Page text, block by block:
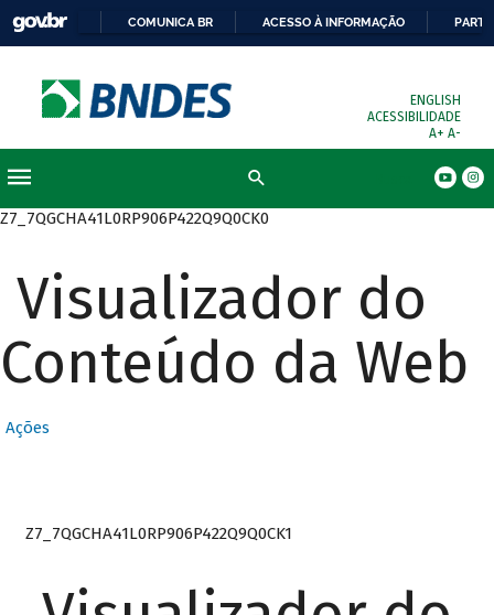
COMUNICA BR ACESSO À INFORMAÇÃO
ENGLISH
ACESSIBILIDADE
A+ A-
Z7_7QGCHA41L0RP906P422Q9Q0CK0
Visualizador do
Conteúdo da Web
Ações
Z7_7QGCHA41L0RP906P422Q9Q0CK1